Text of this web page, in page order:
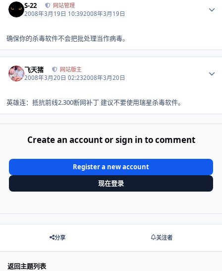
S-22 网站管理
2008年3月19日 10:392008年3月19日
确保你的杀毒软件不会把批处理当作病毒。
飞天猪 网站版主
2008年3月20日 02:232008年3月20日
英雄连：抵抗前线2.300断网补丁 建议不要使用瑞星杀毒软件。
Create an account or sign in to comment
Register a new account
现在登录
分享 关注者
返回主题列表